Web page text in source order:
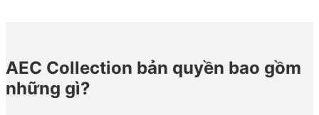
AEC Collection bản quyền bao gồm
những gì?